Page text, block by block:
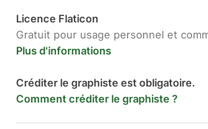
Licence Flaticon
Gratuit pour usage personnel et
Plus d'informations
Créditer le graphiste est obligatoire.
Comment créditer le graphiste ?